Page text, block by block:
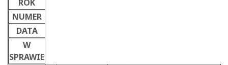
ROK
NUMER
DATA
W
SPRAWIE